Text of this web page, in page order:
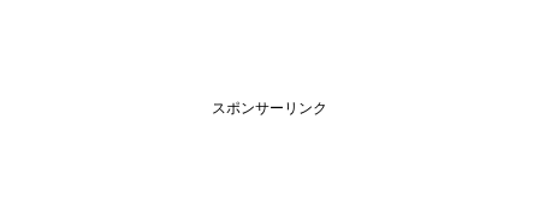
スポンサーリンク